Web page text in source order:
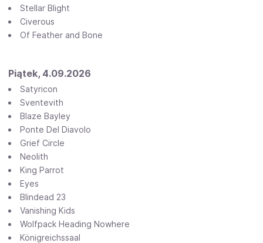
Stellar Blight
Civerous
Of Feather and Bone
Piątek, 4.09.2026
Satyricon
Sventevith
Blaze Bayley
Ponte Del Diavolo
Grief Circle
Neolith
King Parrot
Eyes
Blindead 23
Vanishing Kids
Wolfpack Heading Nowhere
Königreichssaal